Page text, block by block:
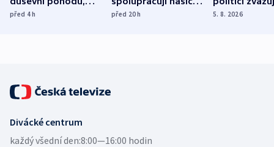
ukázala
před 4h
různých zemí
před 20h
dohodu o
5. 8. 2026
Divácké centrum
každý všední den:8:00—16:00 hodin